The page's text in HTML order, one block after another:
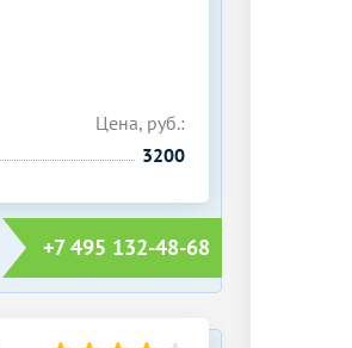
Цена, руб.:
3200
+7 495 132-48-68